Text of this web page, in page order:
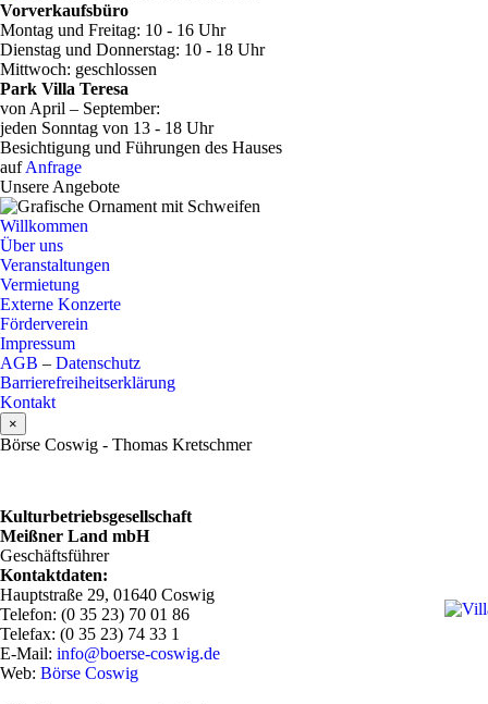
Vorverkaufsbüro
Montag und Freitag: 10 - 16 Uhr
Dienstag und Donnerstag: 10 - 18 Uhr
Mittwoch: geschlossen
Park Villa Teresa
von April – September:
jeden Sonntag von 13 - 18 Uhr
Besichtigung und Führungen des Hauses
aufAnfrage
Unsere Angebote
Willkommen
Über uns
Veranstaltungen
Vermietung
Externe Konzerte
Förderverein
Impressum
AGB – Datenschutz
Barrierefreiheitserklärung
Kontakt
×
Börse Coswig - Thomas Kretschmer
Kulturbetriebsgesellschaft
Meißner Land mbH
Geschäftsführer
Kontaktdaten:
Hauptstraße 29, 01640 Coswig
Telefon: (0 35 23) 70 01 86
Telefax: (0 35 23) 74 33 1
E-Mail: info@boerse-coswig.de
Web: Börse Coswig